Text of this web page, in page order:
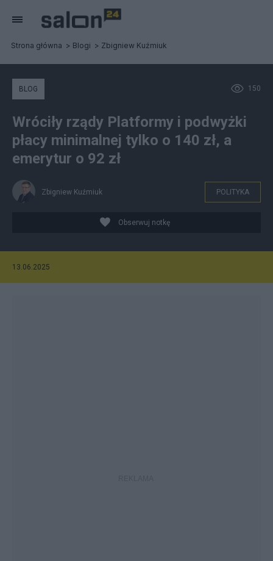
Strona główna Blogi Zbigniew Kuźmiuk
150
BLOG
Wróciły rządy Platformy i podwyżki
płacy minimalnej tylko o 140 zł, a
emerytur o 92 zł
Zbigniew Kuźmiuk POLITYKA
Obserwuj notkę
13.06.2025